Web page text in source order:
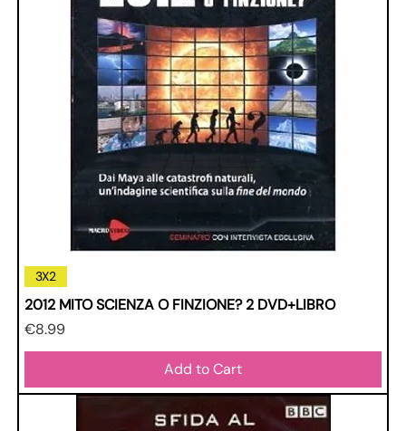
3X2
2012 MITO SCIENZA O FINZIONE? 2 DVD+LIBRO
Price
€8.99
Add to Cart